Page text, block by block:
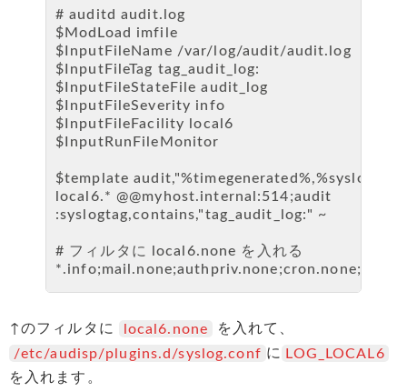
# auditd audit.log
$ModLoad imfile
$InputFileName /var/log/audit/audit.log
$InputFileTag tag_audit_log:
$InputFileStateFile audit_log
$InputFileSeverity info
$InputFileFacility local6
$InputRunFileMonitor
$template
local6.* @@myhost.internal:514;audit
:syslogtag,contains,"tag_audit_log:" ~
# フィルタに local6.none を入れる
↑のフィルタに local6.none を入れて、
/etc/audisp/plugins.d/syslog.conf に LOG_LOCAL6
を入れます。